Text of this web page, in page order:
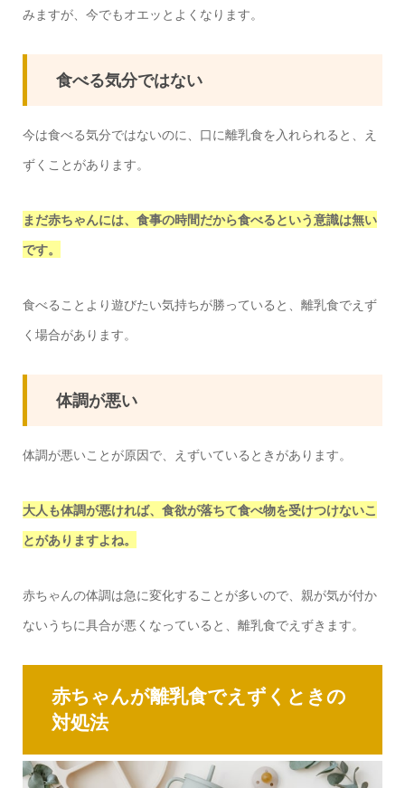
みますが、今でもオエッとよくなります。
食べる気分ではない
今は食べる気分ではないのに、口に離乳食を入れられると、え
ずくことがあります。
まだ赤ちゃんには、食事の時間だから食べるという意識は無い
です。
食べることより遊びたい気持ちが勝っていると、離乳食でえず
く場合があります。
体調が悪い
体調が悪いことが原因で、えずいているときがあります。
大人も体調が悪ければ、食欲が落ちて食べ物を受けつけないこ
とがありますよね。
赤ちゃんの体調は急に変化することが多いので、親が気が付か
ないうちに具合が悪くなっていると、離乳食でえずきます。
赤ちゃんが離乳食でえずくときの
対処法